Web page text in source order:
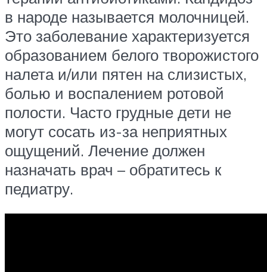
в народе называется молочницей.
Это заболевание характеризуется
образованием белого творожистого
налета и/или пятен на слизистых,
болью и воспалением ротовой
полости. Часто грудные дети не
могут сосать из-за неприятных
ощущений. Лечение должен
назначать врач – обратитесь к
педиатру.